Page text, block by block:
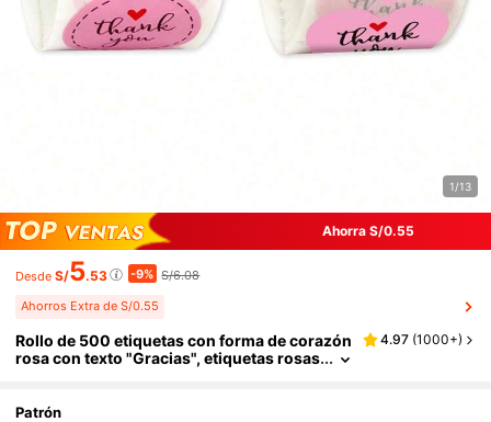
1/13
Ahorra S/0.55
Desde S/5.53 -9% S/6.08
Ahorros Extra de S/0.55
Rollo de 500 etiquetas con forma de corazón
rosa con texto "Gracias", etiquetas rosas
as de 1 pulgada, etiquetas adhesivas, pegati
4.97 (1000+)
Patrón